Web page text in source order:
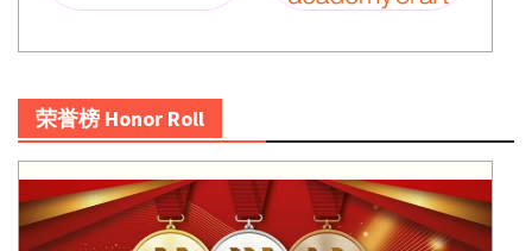
荣誉榜 Honor Roll